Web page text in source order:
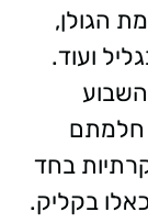
הגולן,
ועוד.
חלמתם
בחד
בקליק.